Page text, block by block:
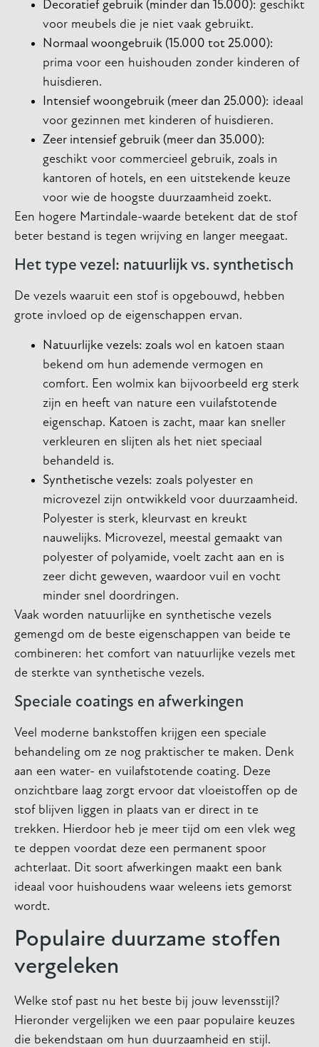
Decoratief gebruik (minder dan 15.000): geschikt
voor meubels die je niet vaak gebruikt.
Normaal woongebruik (15.000 tot 25.000):
prima voor een huishouden zonder kinderen of
huisdieren.
Intensief woongebruik (meer dan 25.000): ideaal
voor gezinnen met kinderen of huisdieren.
Zeer intensief gebruik (meer dan 35.000):
geschikt voor commercieel gebruik, zoals in
kantoren of hotels, en een uitstekende keuze
voor wie de hoogste duurzaamheid zoekt.
Een hogere Martindale-waarde betekent dat de stof
beter bestand is tegen wrijving en langer meegaat.
Het type vezel: natuurlijk vs. synthetisch
De vezels waaruit een stof is opgebouwd, hebben
grote invloed op de eigenschappen ervan.
Natuurlijke vezels: zoals wol en katoen staan
bekend om hun ademende vermogen en
comfort. Een wolmix kan bijvoorbeeld erg sterk
zijn en heeft van nature een vuilafstotende
eigenschap. Katoen is zacht, maar kan sneller
verkleuren en slijten als het niet speciaal
behandeld is.
Synthetische vezels: zoals polyester en
microvezel zijn ontwikkeld voor duurzaamheid.
Polyester is sterk, kleurvast en kreukt
nauwelijks. Microvezel, meestal gemaakt van
polyester of polyamide, voelt zacht aan en is
zeer dicht geweven, waardoor vuil en vocht
minder snel doordringen.
Vaak worden natuurlijke en synthetische vezels
gemengd om de beste eigenschappen van beide te
combineren: het comfort van natuurlijke vezels met
de sterkte van synthetische vezels.
Speciale coatings en afwerkingen
Veel moderne bankstoffen krijgen een speciale
behandeling om ze nog praktischer te maken. Denk
aan een water- en vuilafstotende coating. Deze
onzichtbare laag zorgt ervoor dat vloeistoffen op de
stof blijven liggen in plaats van er direct in te
trekken. Hierdoor heb je meer tijd om een vlek weg
te deppen voordat deze een permanent spoor
achterlaat. Dit soort afwerkingen maakt een bank
ideaal voor huishoudens waar weleens iets gemorst
wordt.
Populaire duurzame stoffen
vergeleken
Welke stof past nu het beste bij jouw levensstijl?
Hieronder vergelijken we een paar populaire keuzes
die bekendstaan om hun duurzaamheid en stijl.